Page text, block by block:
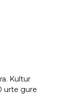
Kultur
urte gure